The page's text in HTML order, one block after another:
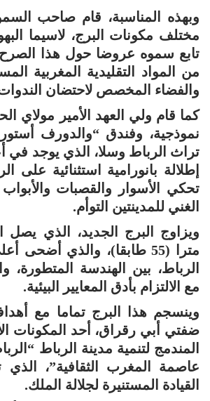
وبهذه المناسبة، قام صاحب
مختلف مكونات البرج، لاسيما
تابع سموه عروضا حول هذا
من المواد التقليدية المغربية
والفضاء المخصص لاحتضان
كما قام ولي العهد الأمير مولاي
نموذجية، وفندق “والدورف
تراث الرباط وسلا، الذي يوجد في
إطلالة بانورامية استثنائية على
تحكي الأسوار والقصبات
الغني للمدينتين التوأم.
مترا (55 طابقا)، والذي أضحى
الرباط، بين الهندسة المتطورة،
مع الالتزام بأدق المعايير البيئية.
وينسجم هذا البرج تماما مع
ضفتي أبي رقراق، أحد المكونات
المندمج لتنمية مدينة الرباط
عاصمة المغرب الثقافية”،
القيادة المستنيرة لجلالة الملك.